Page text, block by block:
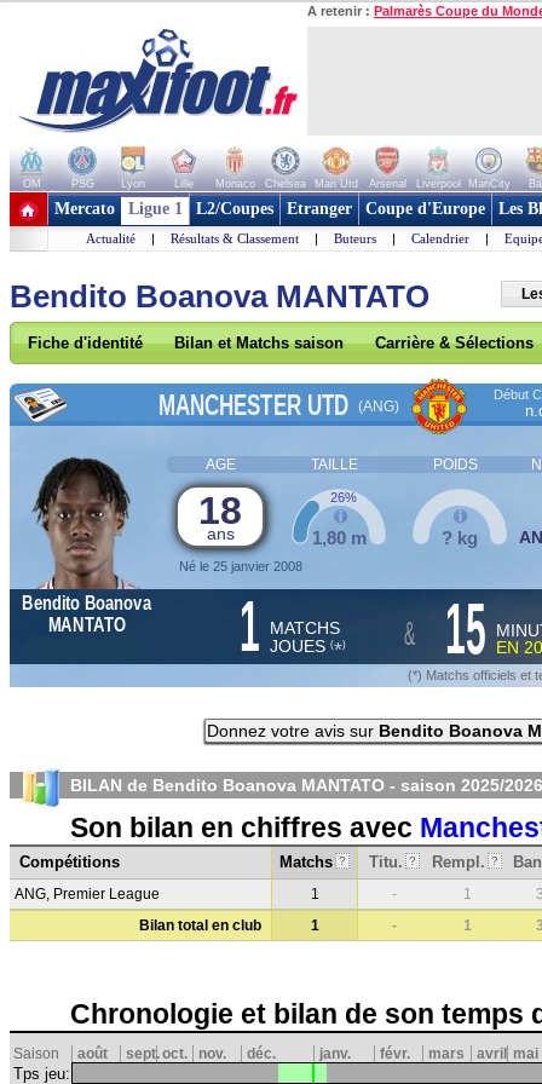
A retenir : Palmarès Coupe du
OM PSG Lyon Lille Monaco Chelsea Man Utd Arsenal Liverpool ManCity
+ de clubs
Mercato Ligue 1 L2/Coupes Etranger Coupe d'Europe Les
Actualité | Résultats & Classement | Buteurs | Calendrier |
Bendito Boanova MANTATO
Fiche d'identité Bilan et Matchs saison Carrière & Sélections
MANCHESTER UTD (ANG)
Début
AGE TAILLE POIDS
18
ans
Né le 25 janvier 2008
1,80 m
26%
? kg
Bendito Boanova
MANTATO
1 MATCHS
JOUES (*) & 15
EN
(*) Matchs officiels et
Donnez votre avis sur Bendito Boanova
BILAN de Bendito Boanova MANTATO - saison 2025/2026
Son bilan en chiffres avec
Compétitions Matchs ? Titu. ? Rempl. ?
ANG, Premier League 1 - 1
Bilan total en club
1 - 1
Chronologie et bilan de son temps
Saison août sept.oct. nov. déc. janv. févr. mars avril mai
Tps jeu: